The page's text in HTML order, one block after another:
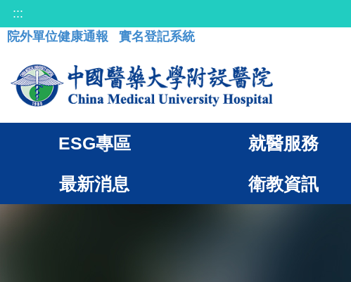
:::
院外單位健康通報
實名登記系統
ESG專區 就醫服務
最新消息 衛教資訊